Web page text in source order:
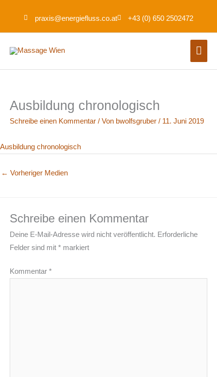
springen
praxis@energiefluss.co.at +43 (0) 650 2502472
Ausbildung chronologisch
Schreibe einen Kommentar / Von bwolfsgruber / 11. Juni 2019
Ausbildung chronologisch
← Vorheriger Medien
Schreibe einen Kommentar
Deine E-Mail-Adresse wird nicht veröffentlicht. Erforderliche
Felder sind mit * markiert
Kommentar *